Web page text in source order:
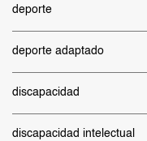
deporte
deporte adaptado
discapacidad
discapacidad intelectual